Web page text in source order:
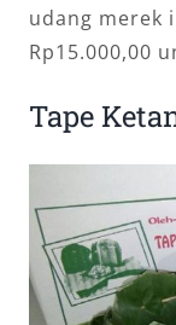
udang merek
Rp15.000,00
Tape